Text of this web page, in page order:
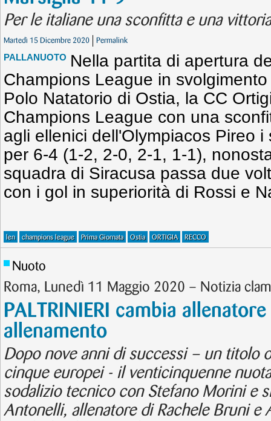
Per le italiane una sconfitta e una
Martedì 15 Dicembre 2020 Permalink
PALLANUOTO Nella partita di apertura
Champions League in
Polo Natatorio di Ostia, la CC
Champions League con una
agli ellenici dell'Olympiacos Pireo
per 6-4 (1-2, 2-0, 2-1, 1-1),
squadra di Siracusa passa due
con i gol in superiorità di Rossi e
len champions league Prima Giornata Ostia ORTIGIA RECCO
Nuoto
Roma, Lunedì 11 Maggio 2020 – Notizia
PALTRINIERI cambia
allenamento
Dopo nove anni di successi – un titolo
cinque europei - il venticinquenne
sodalizio tecnico con Stefano Morini e
Antonelli, allenatore di Rachele Bruni e